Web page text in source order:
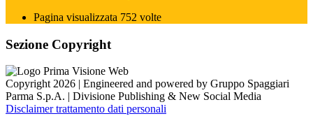
Pagina visualizzata 752 volte
Sezione Copyright
Copyright 2026 | Engineered and powered by Gruppo Spaggiari
Parma S.p.A. | Divisione Publishing & New Social Media
Disclaimer trattamento dati personali